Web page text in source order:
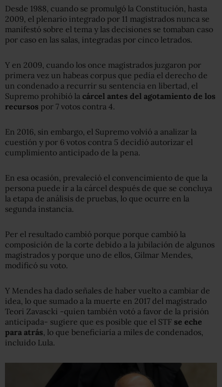
Desde 1988, cuando se promulgó la Constitución, hasta
2009, el plenario integrado por 11 magistrados nunca se
manifestó sobre el tema y las decisiones se tomaban caso
por caso en las salas, integradas por cinco letrados.
Y en 2009, cuando los once magistrados juzgaron por
primera vez un habeas corpus que pedía el derecho de
un condenado a recurrir su sentencia en libertad, el
Supremo prohibió la cárcel antes del agotamiento de los
recursos por 7 votos contra 4.
En 2016, sin embargo, el Supremo volvió a analizar la
cuestión y por 6 votos contra 5 decidió autorizar el
cumplimiento anticipado de la pena.
En esa ocasión, prevaleció el convencimiento de que la
persona puede ir a la cárcel después de que se concluya
la etapa de análisis de pruebas, lo que ocurre en la
segunda instancia.
Per el resultado cambió porque porque cambió la
composición de la corte debido a la jubilación de algunos
magistrados y porque uno de ellos, Gilmar Mendes,
modificó su voto.
Y Mendes ha dado señales de haber vuelto a cambiar de
idea, lo que sumado a la muerte en 2017 del magistrado
Teori Zavascki -quien también votó a favor de la prisión
anticipada- sugiere que es posible que el STF se eche
para atrás , lo que beneficiaría a miles de condenados,
incluido Lula.